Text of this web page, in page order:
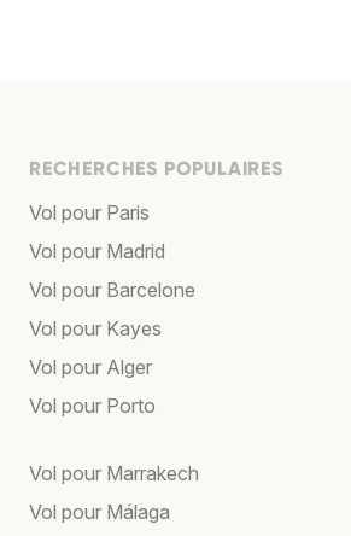
RECHERCHES POPULAIRES
Vol pour Paris
Vol pour Madrid
Vol pour Barcelone
Vol pour Kayes
Vol pour Alger
Vol pour Porto
Vol pour Marrakech
Vol pour Málaga